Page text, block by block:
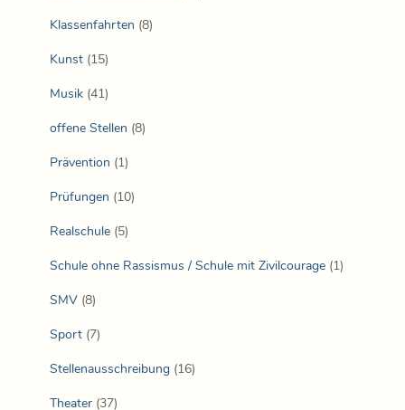
Klassenfahrten (8)
Kunst (15)
Musik (41)
offene Stellen (8)
Prävention (1)
Prüfungen (10)
Realschule (5)
Schule ohne Rassismus / Schule mit Zivilcourage (1)
SMV (8)
Sport (7)
Stellenausschreibung (16)
Theater (37)